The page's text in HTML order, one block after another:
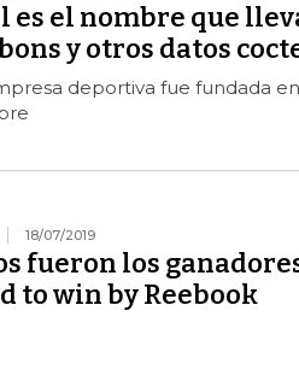
es el nombre que
y otros datos
deportiva fue fundada
18/07/2019
fueron los
to win by Reebook